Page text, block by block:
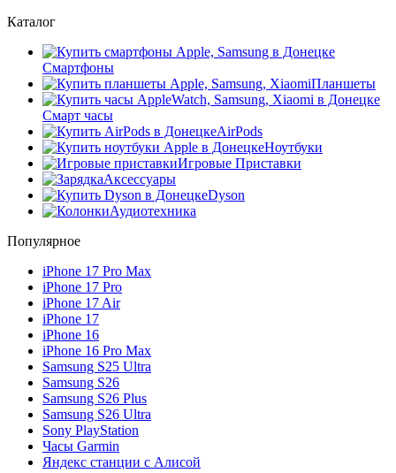
Каталог
Смартфоны
Планшеты
Смарт часы
AirPods
Ноутбуки
Игровые Приставки
Аксессуары
Dyson
Аудиотехника
Популярное
iPhone 17 Pro Max
iPhone 17 Pro
iPhone 17 Air
iPhone 17
iPhone 16
iPhone 16 Pro Max
Samsung S25 Ultra
Samsung S26
Samsung S26 Plus
Samsung S26 Ultra
Sony PlayStation
Часы Garmin
Яндекс станции с Алисой